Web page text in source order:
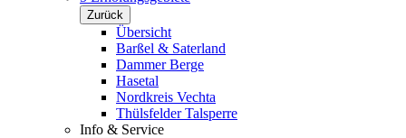
Zurück
Übersicht
Barßel & Saterland
Dammer Berge
Hasetal
Nordkreis Vechta
Thülsfelder Talsperre
Info & Service